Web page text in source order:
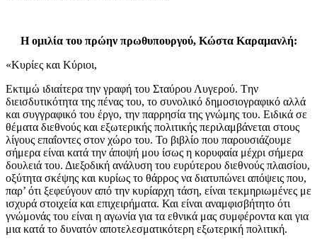
Η ομιλία του πρώην πρωθυπουργού, Κώστα Καραμανλή:
«Κυρίες και Κύριοι,
Εκτιμώ ιδιαίτερα την γραφή του Σταύρου Λυγερού. Tην
διεισδυτικότητα της πένας του, το συνολικό δημοσιογραφικό αλλά
και συγγραφικό του έργο, την παρρησία της γνώμης του. Ειδικά σε
θέματα διεθνούς και εξωτερικής πολιτικής περιλαμβάνεται στους
λίγους επαΐοντες στον χώρο του. Το βιβλίο που παρουσιάζουμε
σήμερα είναι κατά την άποψή μου ίσως η κορυφαία μέχρι σήμερα
δουλειά του. Διεξοδική ανάλυση του ευρύτερου διεθνούς πλαισίου,
οξύτητα σκέψης και κυρίως το θάρρος να διατυπώνει απόψεις που,
παρ’ ότι ξεφεύγουν από την κυρίαρχη τάση, είναι τεκμηριωμένες με
ισχυρά στοιχεία και επιχειρήματα. Και είναι αναμφισβήτητο ότι
γνώμονάς του είναι η αγωνία για τα εθνικά μας συμφέροντα και για
μια κατά το δυνατόν αποτελεσματικότερη εξωτερική πολιτική.